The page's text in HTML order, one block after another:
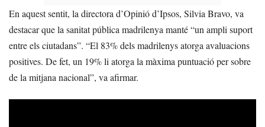
En aquest sentit, la directora d’Opinió d’Ipsos, Silvia Bravo, va
destacar que la sanitat pública madrilenya manté “un ampli suport
entre els ciutadans”. “El 83% dels madrilenys atorga avaluacions
positives. De fet, un 19% li atorga la màxima puntuació per sobre
de la mitjana nacional”, va afirmar.